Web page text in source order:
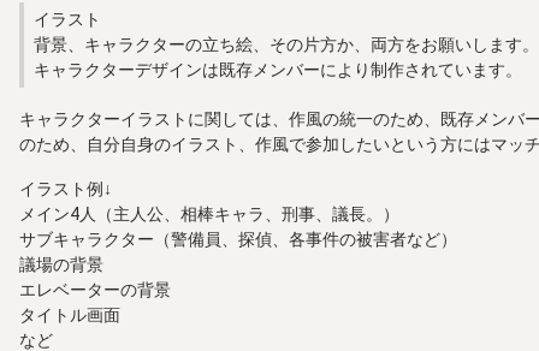
イラスト
背景、キャラクターの立ち絵、その片方か、両方をお願いします。
キャラクターデザインは既存メンバーにより制作されています。
キャラクターイラストに関しては、作風の統一のため、既存メン
のため、自分自身のイラスト、作風で参加したいという方にはマッ
イラスト例↓
メイン4人（主人公、相棒キャラ、刑事、議長。）
サブキャラクター（警備員、探偵、各事件の被害者など）
議場の背景
エレベーターの背景
タイトル画面
など